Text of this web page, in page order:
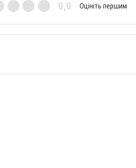
0,0 Оцініть першим